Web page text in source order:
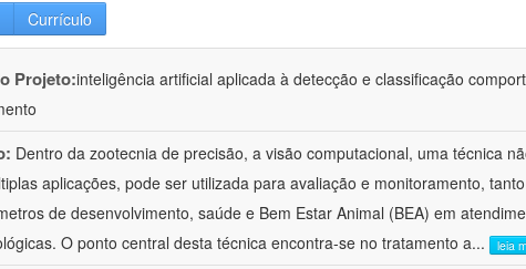
Currículo
Projeto:inteligência artificial aplicada à detecção e classificação
Dentro da zootecnia de precisão, a visão computacional, uma técnica
aplicações, pode ser utilizada para avaliação e monitoramento,
de desenvolvimento, saúde e Bem Estar Animal (BEA) em
O ponto central desta técnica encontra-se no tratamento a... leia